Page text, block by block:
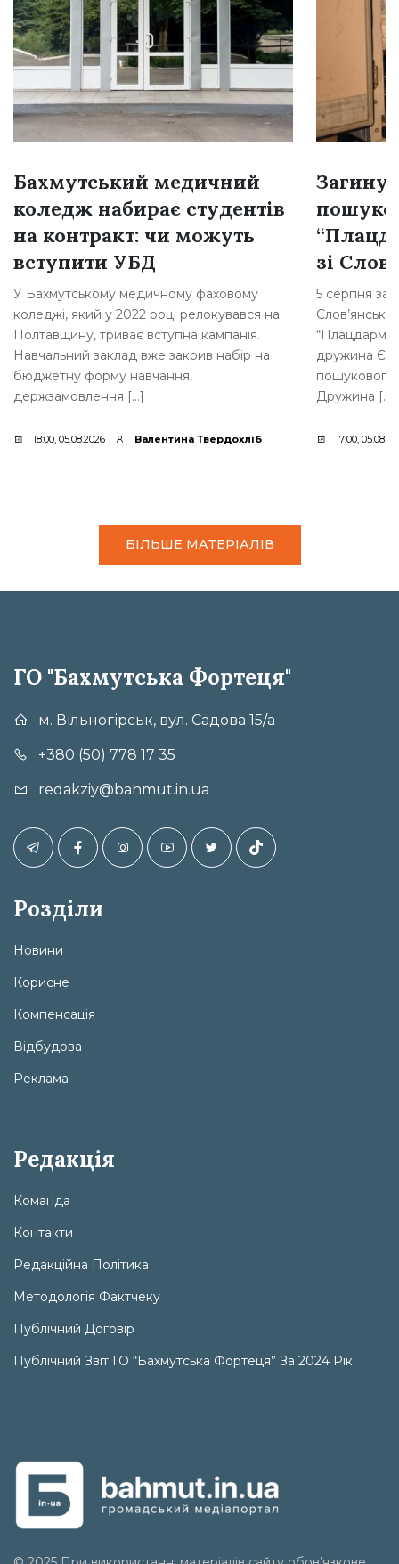
Бахмутський медичний
коледж набирає студентів
на контракт: чи можуть
вступити УБД
У Бахмутському медичному фаховому
коледжі, який у 2022 році релокувався на
Полтавщину, триває вступна кампанія.
Навчальний заклад вже закрив набір на
бюджетну форму навчання,
держзамовлення […]
18:00, 05.08.2026 Валентина Твердохліб
зі
5 серпня
дружина
пошукового
Дружина […]
17:00,
БІЛЬШЕ МАТЕРІАЛІВ
ГО "Бахмутська Фортеця"
м. Вільногірськ, вул. Садова 15/а
+380 (50) 778 17 35
redakziy@bahmut.in.ua
Розділи
Новини
Корисне
Компенсація
Відбудова
Реклама
Редакція
Команда
Контакти
Редакційна Політика
Методологія Фактчеку
Публічний Договір
Публічний Звіт ГО “Бахмутська Фортеця” За 2024 Рік